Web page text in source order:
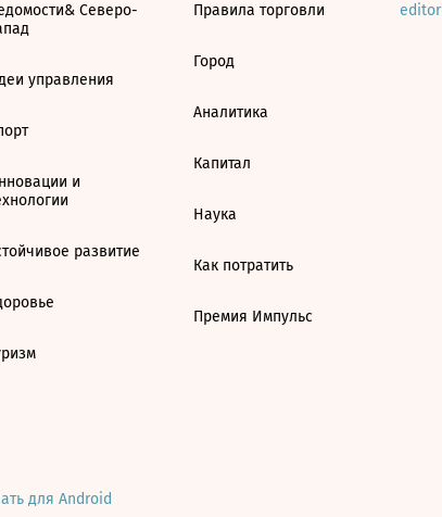
Северо-
управления
и
развитие
Правила торговли
Город
Аналитика
Капитал
Наука
Как потратить
Премия Импульс
для Android